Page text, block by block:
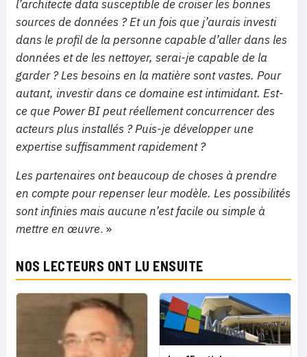
l’architecte data susceptible de croiser les bonnes
sources de données ? Et un fois que j’aurais investi
dans le profil de la personne capable d’aller dans les
données et de les nettoyer, serai-je capable de la
garder ? Les besoins en la matière sont vastes. Pour
autant, investir dans ce domaine est intimidant. Est-
ce que Power BI peut réellement concurrencer des
acteurs plus installés ? Puis-je développer une
expertise suffisamment rapidement ?
Les partenaires ont beaucoup de choses à prendre
en compte pour repenser leur modèle. Les possibilités
sont infinies mais aucune n’est facile ou simple à
mettre en œuvre. »
NOS LECTEURS ONT LU ENSUITE